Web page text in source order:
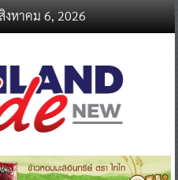
หาคม 6, 2026